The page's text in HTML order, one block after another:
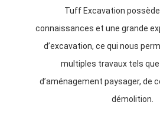
Tuff Excavation
connaissances et une grande
d’excavation, ce qui nous
multiples travaux tels
d’aménagement paysager, de
démolition.